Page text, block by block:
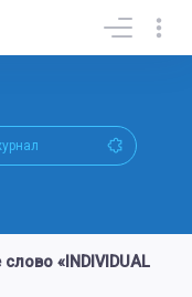
«INDIVIDUAL